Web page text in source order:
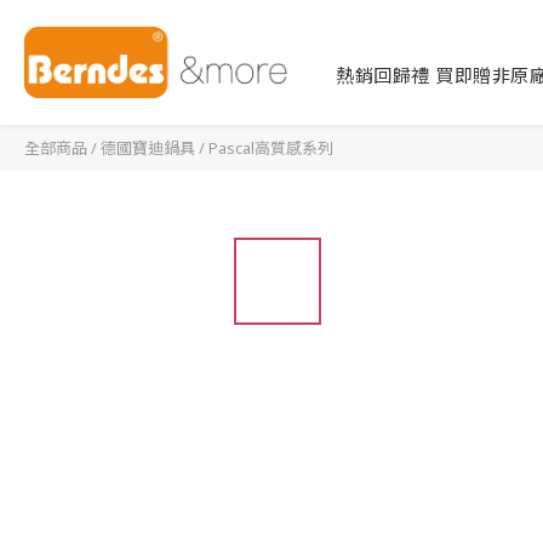
熱銷回歸禮 買即贈非原
全部商品 /德國寶迪鍋具/ Pascal高質感系列